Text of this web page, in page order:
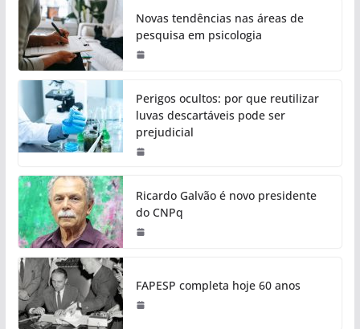
Novas tendências nas áreas de
pesquisa em psicologia
Perigos ocultos: por que reutilizar
luvas descartáveis pode ser
prejudicial
Ricardo Galvão é novo presidente
do CNPq
FAPESP completa hoje 60 anos